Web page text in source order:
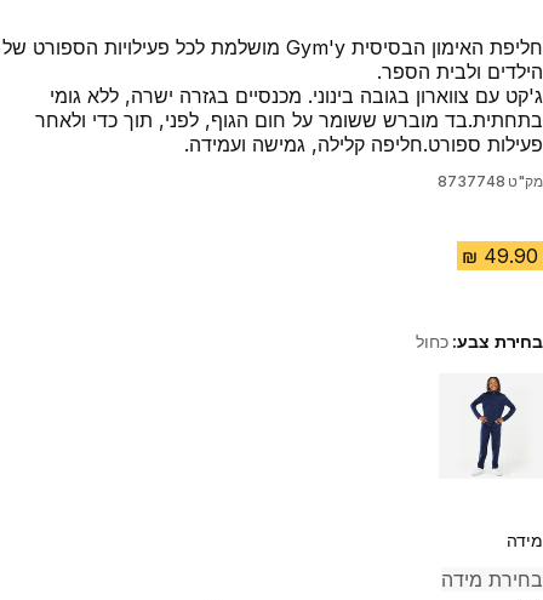
חליפת האימון הבסיסית Gym'y מושלמת לכל פעילויות הספורט של
הילדים ולבית הספר.
ג'קט עם צווארון בגובה בינוני. מכנסיים בגזרה ישרה, ללא גומי
בתחתית.בד מוברש ששומר על חום הגוף, לפני, תוך כדי ולאחר
פעילות ספורט.חליפה קלילה, גמישה ועמידה.
מק"ט 8737748
בחירת צבע:כחול
Choose a variant
מידה